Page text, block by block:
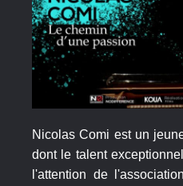
Nicolas Comi est un
dont le talent
l'attention de